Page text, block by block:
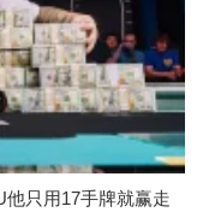
他只用17手牌就赢走